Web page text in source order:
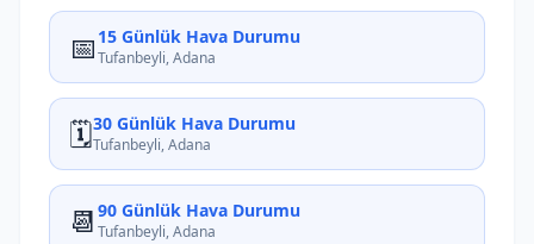
📅 15 Günlük Hava Durumu
Tufanbeyli, Adana
🗓️30 Günlük Hava Durumu
Tufanbeyli, Adana
📆 90 Günlük Hava Durumu
Tufanbeyli, Adana